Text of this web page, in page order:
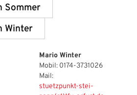
Sommer
Winter
Mario Winter
Mobil: 0174-3731026
Mail:
stuetzpunkt-stei-